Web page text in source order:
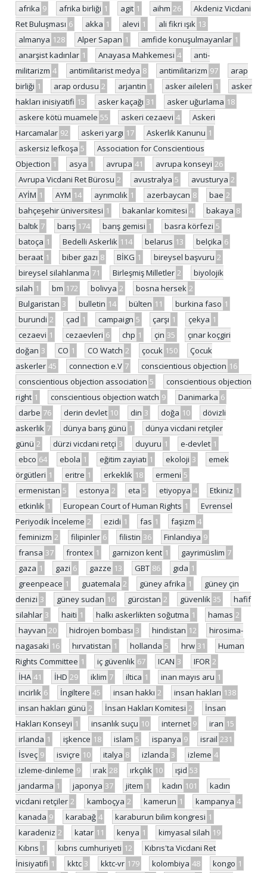
afrika 9 afrika birliği 1 agit 1 aihm 26
Akdeniz Vicdani
Ret Buluşması 6 akka 1 alevi 1 ali fikri ışık 13
almanya 128 Alper Sapan 1 amfide konuşulmayanlar 1
anarşist kadınlar 1 Anayasa Mahkemesi 4
anti-
militarizm 4 antimilitarist medya 8 antimilitarizm 97
arap
birliği 1 arap ordusu 2 arjantin 1 asker aileleri 1
asker
hakları inisiyatifi 15 asker kaçağı 31 asker uğurlama 18
askere kötü muamele 55 askeri cezaevi 4
Askeri
Harcamalar 92 askeri yargı 17 Askerlik Kanunu 1
askersiz lefkoşa 5
Association for Conscientious
Objection 1 asya 1 avrupa 41 avrupa konseyi 26
Avrupa Vicdani Ret Bürosu 2 avustralya 5 avusturya 2
AYİM 1 AYM 14 ayrımcılık 1 azerbaycan 8 bae 2
bahçeşehir üniversitesi 1 bakanlar komitesi 4 bakaya 8
baltık 7 barış 174 barış gemisi 1 basra körfezi 5
batoça 1 Bedelli Askerlik 114 belarus 13 belçika 6
beraat 1 biber gazı 8 BİKG 1 bireysel başvuru 2
bireysel silahlanma 71 Birleşmiş Milletler 2
biyolojik
silah 1 bm 172 bolivya 2 bosna hersek 2
Bulgaristan 3 bulletin 14 bülten 11 burkina faso 1
burundi 2 çad 1 campaign 5 çarşı 1 çekya 1
cezaevi 1 cezaevleri 6 chp 1 çin 35
çınar koçgiri
doğan 3 CO 1 CO Watch 2 çocuk 150
Çocuk
askerler 45 connection e.V 7 conscientious objection 16
conscientious objection association 5
conscientious objection
right 1 conscientious objection watch 9 Danimarka 6
darbe 76 derin devlet 10 din 3 doğa 10
dövizli
askerlik 7 dünya barış günü 1
dünya vicdani retçiler
günü 2 dürzi vicdani retçi 3 duyuru 1 e-devlet 1
ebco 64 ebola 1 eğitim zayiatı 1 ekoloji 3
emek
örgütleri 1 eritre 1 erkeklik 18 ermeni 5
ermenistan 5 estonya 2 eta 5 etiyopya 4 Etkiniz 1
etkinlik 1 European Court of Human Rights 1
Evrensel
Periyodik İnceleme 2 ezidi 1 fas 1 faşizm 4
feminizm 2 filipinler 6 filistin 36 Finlandiya 9
fransa 37 frontex 1 garnizon kent 1 gayrimüslim 7
gaza 1 gazi 6 gazze 13 GBT 86 gıda 1
greenpeace 1 guatemala 2 güney afrika 1
güney çin
denizi 3 güney sudan 16 gürcistan 2 güvenlik 35
hafif
silahlar 3 haiti 1 halkı askerlikten soğutma 1 hamas 2
hayvan 20 hidrojen bombası 3 hindistan 12
hirosima-
nagasaki 16 hırvatistan 1 hollanda 5 hrw 31
Human
Rights Committee 1 iç güvenlik 67 ICAN 3 IFOR 2
İHA 41 İHD 29 iklim 7 iltica 1 inan mayıs aru 1
incirlik 6 İngiltere 45 insan hakkı 2 insan hakları 138
insan hakları günü 2 İnsan Hakları Komitesi 2
İnsan
Hakları Konseyi 1 insanlık suçu 10 internet 9 iran 15
irlanda 1 işkence 18 islam 5 ispanya 9 israil 231
İsveç 9 isviçre 10 italya 8 izlanda 3 izleme 4
izleme-dinleme 9 ırak 28 ırkçılık 10 ışid 53
jandarma 1 japonya 37 jitem 1 kadın 101
kadın
vicdani retçiler 2 kamboçya 2 kamerun 1 kampanya 4
kanada 9 karabağ 4 karaburun bilim kongresi 1
karadeniz 2 katar 11 kenya 1 kimyasal silah 19
Kıbrıs 1 kıbrıs cumhuriyeti 12
Kıbrıs'ta Vicdani Ret
İnisiyatifi 1 kktc 3 kktc-vr 179 kolombiya 48 kongo 1